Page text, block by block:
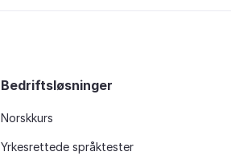
Bedriftsløsninger
Norskkurs
Yrkesrettede språktester